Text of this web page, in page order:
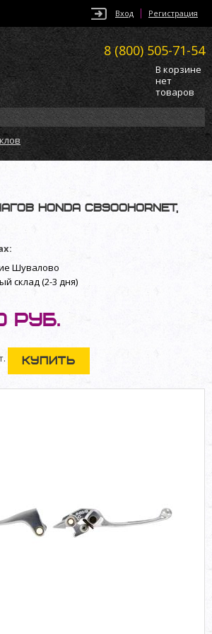
Вход Регистрация
8 (800) 505-71-54
В корзине
нет
товаров
Honda CB900Hornet,
Шувалово
склад (2-3 дня)
руб.